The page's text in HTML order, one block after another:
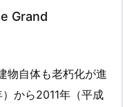
Grand
物自体も老朽化が進
から2011年（平成